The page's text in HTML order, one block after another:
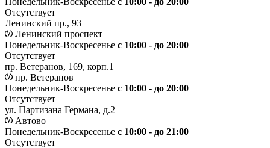
Отсутствует
Ленинский пр., 93
Ленинский проспект
Понедельник-Воскресенье с 10:00 - до 20:00
Отсутствует
пр. Ветеранов, 169, корп.1
пр. Ветеранов
Понедельник-Воскресенье с 10:00 - до 20:00
Отсутствует
ул. Партизана Германа, д.2
Автово
Понедельник-Воскресенье с 10:00 - до 21:00
Отсутствует